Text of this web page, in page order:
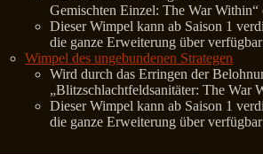
Gemischten Einzel: The War Within“
Dieser Wimpel kann ab Saison 1
die ganze Erweiterung über
Wimpel des ungebundenen Strategen
Wird durch das Erringen der
„Blitzschlachtfeldsanitäter: The War
Dieser Wimpel kann ab Saison 1
die ganze Erweiterung über